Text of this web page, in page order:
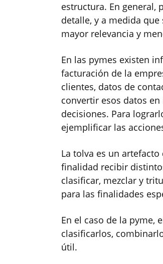
estructura. En general,
detalle, y a medida
mayor relevancia y
En las pymes existen
facturación de la
clientes, datos de
convertir esos datos
decisiones. Para
ejemplificar las
La tolva es un
finalidad recibir
clasificar, mezclar y
para las finalidades
En el caso de la pyme,
clasificarlos,
útil.